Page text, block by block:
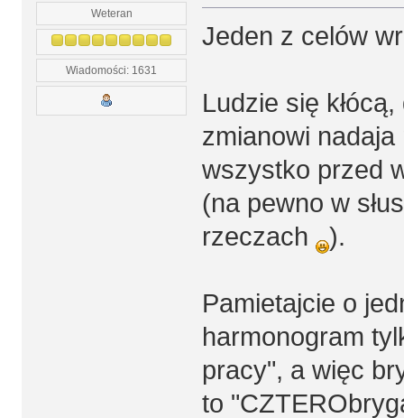
Weteran
Wiadomości: 1631
Jeden z celów
Ludzie się
zmianowi
wszystko przed
(na pewno w
rzeczach
).
Pamietajcie o
harmonogram
pracy", a więc
to